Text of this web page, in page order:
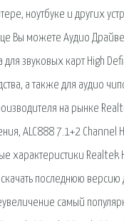
ноутбуке и других
Вы можете Аудио
для звуковых карт High
а также для аудио
на рынке
ALC888 7.1+2 Channel
характеристики
последнюю
самый